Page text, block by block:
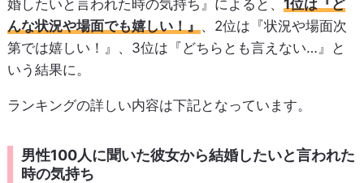
婚したいと言われた時の気持ち』によると、 1位は『ど
んな状況や場面でも嬉しい！』 、2位は『状況や場面次
第では嬉しい！』、3位は『どちらとも言えない…』と
いう結果に。
ランキングの詳しい内容は下記となっています。
男性100人に聞いた彼女から結婚したいと言われた
時の気持ち